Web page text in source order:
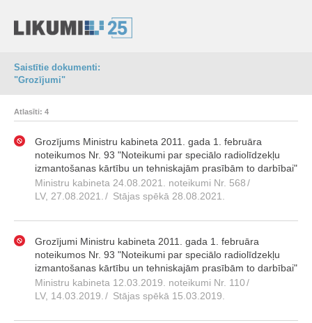
Saistītie dokumenti:
"Grozījumi"
Atlasīti: 4
Grozījums Ministru kabineta 2011. gada 1. februāra
noteikumos Nr. 93 "Noteikumi par speciālo radiolīdzekļu
izmantošanas kārtību un tehniskajām prasībām to darbībai"
Ministru kabineta 24.08.2021. noteikumi Nr. 568/
LV, 27.08.2021. / Stājas spēkā 28.08.2021.
Grozījumi Ministru kabineta 2011. gada 1. februāra
noteikumos Nr. 93 "Noteikumi par speciālo radiolīdzekļu
izmantošanas kārtību un tehniskajām prasībām to darbībai"
Ministru kabineta 12.03.2019. noteikumi Nr. 110/
LV, 14.03.2019. / Stājas spēkā 15.03.2019.